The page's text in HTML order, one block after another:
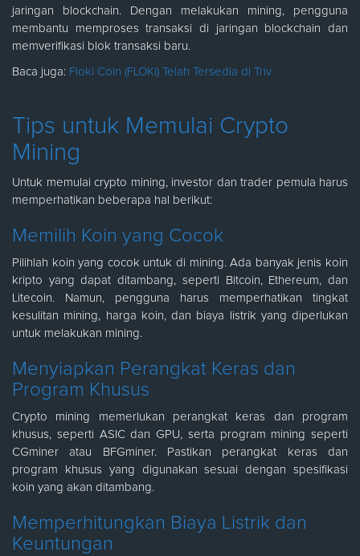
jaringan blockchain. Dengan melakukan mining, pengguna
membantu memproses transaksi di jaringan blockchain dan
memverifikasi blok transaksi baru.
Baca juga: Floki Coin (FLOKI) Telah Tersedia di Triv
Tips untuk Memulai Crypto
Mining
Untuk memulai crypto mining, investor dan trader pemula harus
memperhatikan beberapa hal berikut:
Memilih Koin yang Cocok
Pilihlah koin yang cocok untuk di mining. Ada banyak jenis koin
kripto yang dapat ditambang, seperti Bitcoin, Ethereum, dan
Litecoin. Namun, pengguna harus memperhatikan tingkat
kesulitan mining, harga koin, dan biaya listrik yang diperlukan
untuk melakukan mining.
Menyiapkan Perangkat Keras dan
Program Khusus
Crypto mining memerlukan perangkat keras dan program
khusus, seperti ASIC dan GPU, serta program mining seperti
CGminer atau BFGminer. Pastikan perangkat keras dan
program khusus yang digunakan sesuai dengan spesifikasi
koin yang akan ditambang.
Memperhitungkan Biaya Listrik dan
Keuntungan